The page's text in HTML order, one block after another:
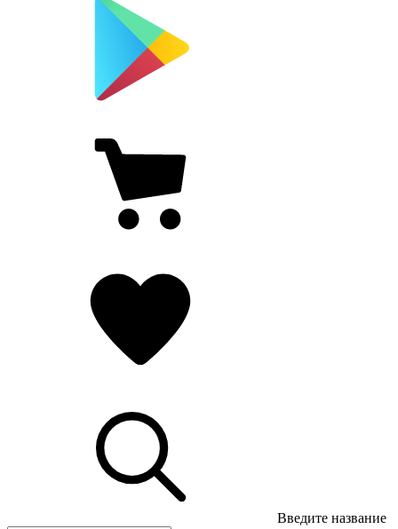
Введите название